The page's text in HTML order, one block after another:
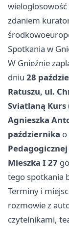
zdaniem
Spotkania w
W Gnieźnie
dniu 28
Ratuszu, ul.
Sviatlaną Kurs
Agnieszka
października
Mieszka I 27
tego spotkania
Terminy i
rozmowie z
czytelnikami,